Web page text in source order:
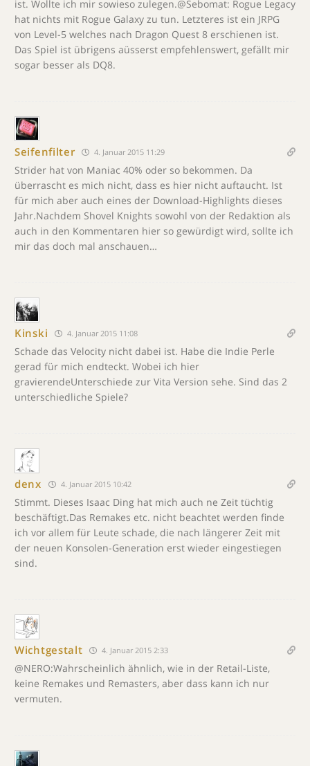
ist. Wollte ich mir sowieso zulegen.@Sebomat: Rogue Legacy
hat nichts mit Rogue Galaxy zu tun. Letzteres ist ein JRPG
von Level-5 welches nach Dragon Quest 8 erschienen ist.
Das Spiel ist übrigens aüsserst empfehlenswert, gefällt mir
sogar besser als DQ8.
Seifenfilter 4. Januar 2015 11:29
Strider hat von Maniac 40% oder so bekommen. Da
überrascht es mich nicht, dass es hier nicht auftaucht. Ist
für mich aber auch eines der Download-Highlights dieses
Jahr.Nachdem Shovel Knights sowohl von der Redaktion als
auch in den Kommentaren hier so gewürdigt wird, sollte ich
mir das doch mal anschauen…
Kinski 4. Januar 2015 11:08
Schade das Velocity nicht dabei ist. Habe die Indie Perle
gerad für mich endteckt. Wobei ich hier
gravierendeUnterschiede zur Vita Version sehe. Sind das 2
unterschiedliche Spiele?
denx 4. Januar 2015 10:42
Stimmt. Dieses Isaac Ding hat mich auch ne Zeit tüchtig
beschäftigt.Das Remakes etc. nicht beachtet werden finde
ich vor allem für Leute schade, die nach längerer Zeit mit
der neuen Konsolen-Generation erst wieder eingestiegen
sind.
Wichtgestalt 4. Januar 2015 2:33
@NERO:Wahrscheinlich ähnlich, wie in der Retail-Liste,
keine Remakes und Remasters, aber dass kann ich nur
vermuten.